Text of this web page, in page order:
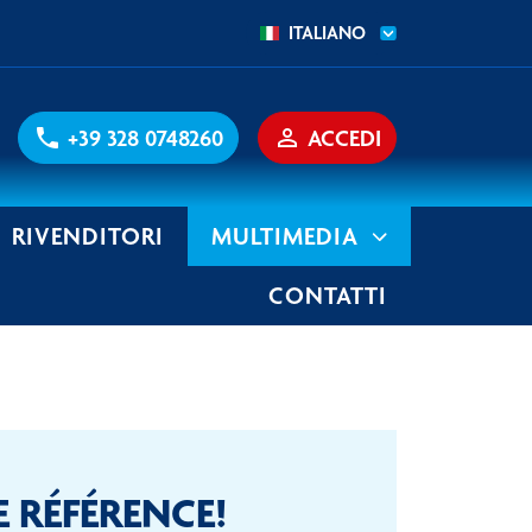
ITALIANO
phone +39 328 0748260 person_outline ACCEDI
RIVENDITORI
MULTIMEDIA
CONTATTI